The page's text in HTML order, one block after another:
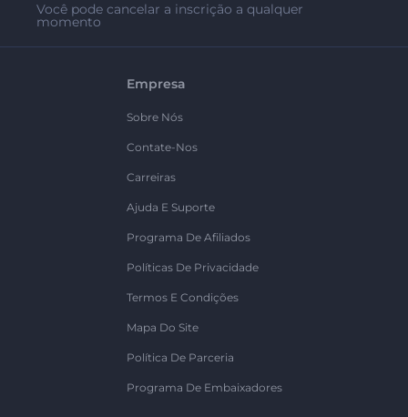
Você pode cancelar a inscrição a qualquer
momento
Empresa
Sobre Nós
Contate-Nos
Carreiras
Ajuda E Suporte
Programa De Afiliados
Políticas De Privacidade
Termos E Condições
Mapa Do Site
Política De Parceria
Programa De Embaixadores